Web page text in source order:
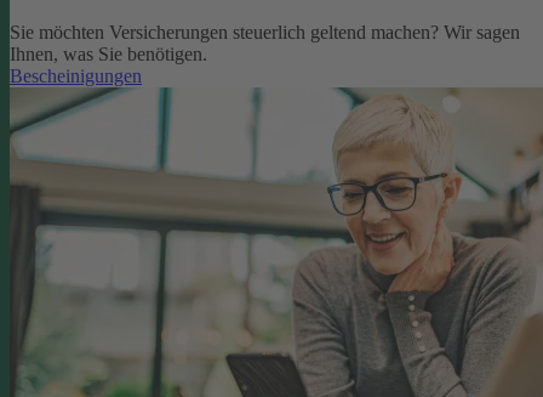
Sie möchten Versicherungen steuerlich geltend machen? Wir sagen
Ihnen, was Sie benötigen.
Bescheinigungen